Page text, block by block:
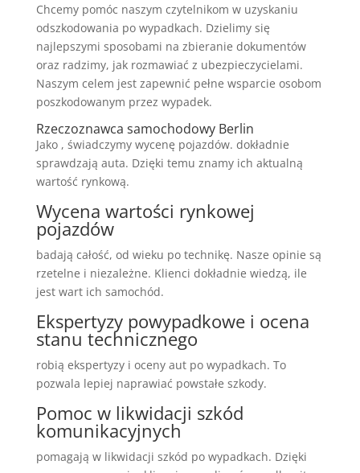
Chcemy pomóc naszym czytelnikom w uzyskaniu
odszkodowania po wypadkach. Dzielimy się
najlepszymi sposobami na zbieranie dokumentów
oraz radzimy, jak rozmawiać z ubezpieczycielami.
Naszym celem jest zapewnić pełne wsparcie osobom
poszkodowanym przez wypadek.
Rzeczoznawca samochodowy Berlin
Jako , świadczymy wycenę pojazdów. dokładnie
sprawdzają auta. Dzięki temu znamy ich aktualną
wartość rynkową.
Wycena wartości rynkowej
pojazdów
badają całość, od wieku po technikę. Nasze opinie są
rzetelne i niezależne. Klienci dokładnie wiedzą, ile
jest wart ich samochód.
Ekspertyzy powypadkowe i ocena
stanu technicznego
robią ekspertyzy i oceny aut po wypadkach. To
pozwala lepiej naprawiać powstałe szkody.
Pomoc w likwidacji szkód
komunikacyjnych
pomagają w likwidacji szkód po wypadkach. Dzięki